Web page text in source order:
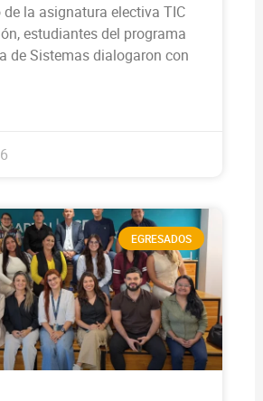
de la asignatura electiva TIC
estudiantes del programa
de Sistemas dialogaron con
EGRESADOS